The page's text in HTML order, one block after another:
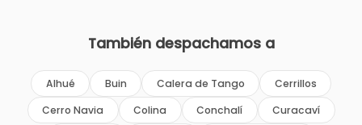
También despachamos a
Alhué Buin Calera de Tango
Cerrillos
Cerro Navia
Colina Conchalí
Curacaví